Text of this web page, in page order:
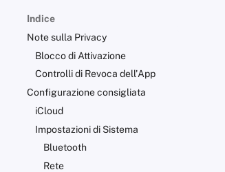
עִברִית
Italiano
Nederlands
中文 (繁體)
中文 (繁體，台灣)
Русский
Indice
Note sulla Privacy
Blocco di Attivazione
Controlli di Revoca dell'App
Configurazione consigliata
iCloud
Impostazioni di Sistema
Bluetooth
Rete